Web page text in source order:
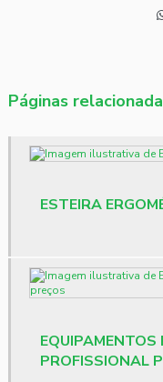
Equipamentos para
Esteira ergométrica para
Fornecedor de step
Material para crossfit
Pisos para academia
Páginas
ESTEIRA
PROFISSIONAL